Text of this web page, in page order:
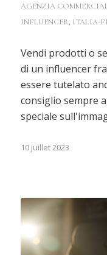
AGENZIA
INFLUENCER, ITALIA-
Vendi prodotti o
di un influencer
essere tutelato
consiglio sempre
speciale
10 juillet 2023